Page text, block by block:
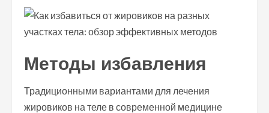
Методы избавления
Традиционными вариантами для лечения
жировиков на теле в современной медицине